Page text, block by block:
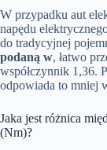
W przypadku aut
napędu
do tradycyjnej
podaną w, łatwo
współczynnik 1,36.
odpowiada to mniej
Jaka jest różnica
(Nm)?